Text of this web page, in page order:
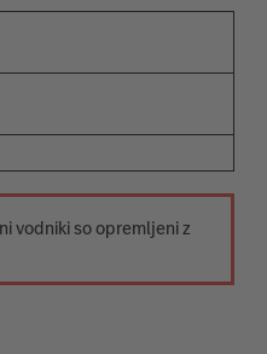
vodniki so opremljeni z